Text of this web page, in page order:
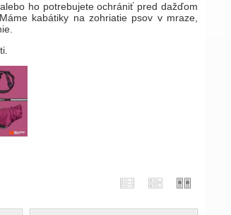
ho potrebujete ochrániť pred dažďom
kabátiky na zohriatie psov v mraze,